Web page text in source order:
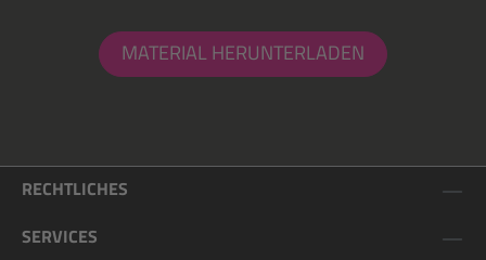
MATERIAL HERUNTERLADEN
RECHTLICHES
SERVICES